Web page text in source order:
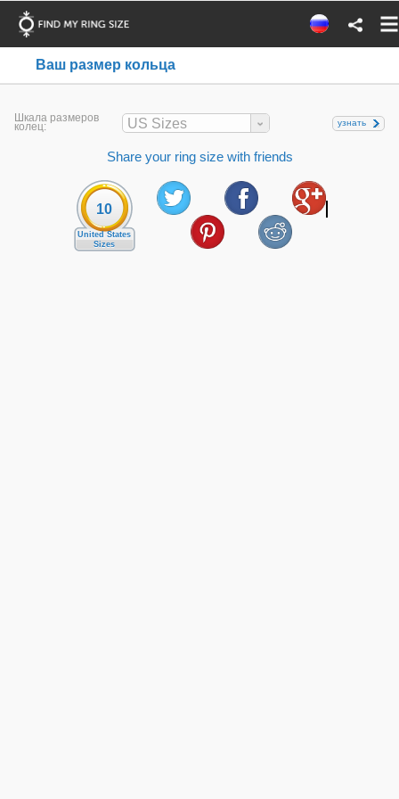
Ваш размер кольца
Шкала размеров
колец: US Sizes узнать
Share your ring size with friends
10
United States
Sizes